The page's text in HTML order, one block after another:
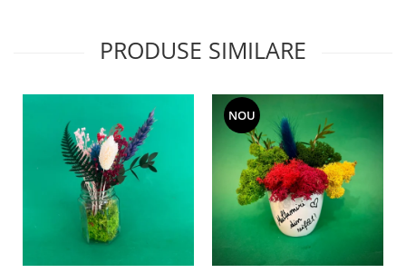
PRODUSE SIMILARE
NOU